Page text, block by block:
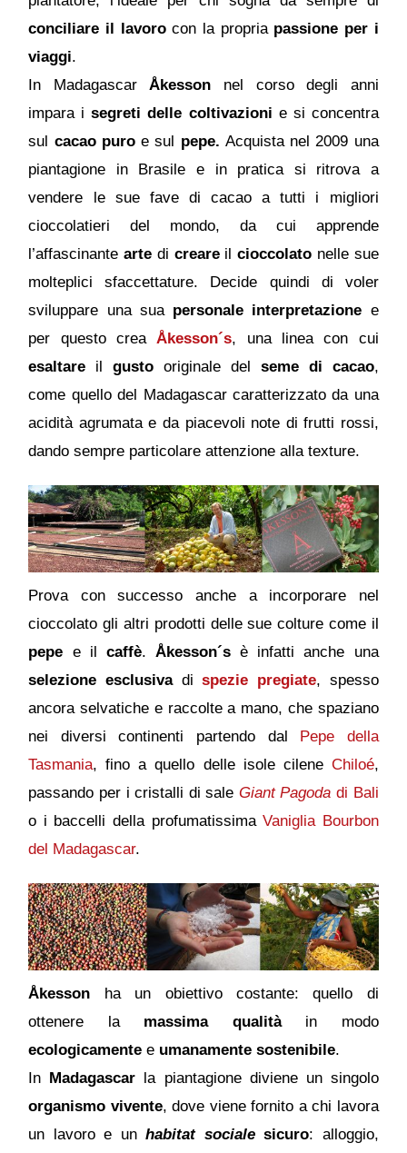
conciliare il lavorocon la propria passione per i
viaggi.
In Madagascar Åkesson nel corso degli anni
impara isegreti delle coltivazioni e si concentra
sul cacao puroe sul pepe. Acquista nel 2009 una
piantagione in Brasile e in pratica si ritrova a
vendere le sue fave di cacao a tutti i migliori
cioccolatieri del mondo, da cui apprende
l’affascinantearte di creareilcioccolato nelle sue
molteplici sfaccettature. Decide quindi di voler
sviluppare una sua personale interpretazione e
per questo crea Åkesson´s, una linea con cui
esaltare ilgusto originale del seme di cacao,
come quello del Madagascar caratterizzato da una
acidità agrumata e da piacevoli note di frutti rossi,
dando sempre particolare attenzione alla texture.
Prova con successo anche a incorporare nel
cioccolato gli altri prodotti delle sue colture come il
pepe e il caffè.Åkesson´s è infatti anche una
selezione esclusiva di spezie pregiate, spesso
ancora selvatiche e raccolte a mano, che spaziano
nei diversi continenti partendo dal Pepe della
Tasmania, fino a quello delle isole cilene Chiloé,
passando per i cristalli di sale Giant Pagoda di Bali
o i baccelli della profumatissimaVaniglia Bourbon
del Madagascar.
Åkesson ha un
obiettivo costante: quello di
ottenere la massima qualitàin modo
ecologicamentee umanamente sostenibile.
In Madagascar la piantagione diviene un singolo
organismo vivente, dove viene fornito a chi lavora
un lavoro e unhabitat socialesicuro: alloggio,